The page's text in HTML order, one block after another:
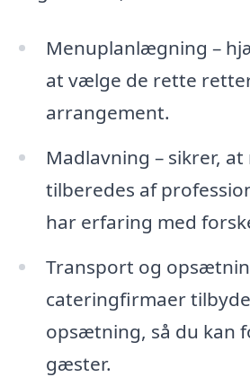
Menuplanlægning –
at vælge de rette
arrangement.
Madlavning – sikrer, at
tilberedes af
har erfaring med
Transport og
cateringfirmaer
opsætning, så du kan
gæster.